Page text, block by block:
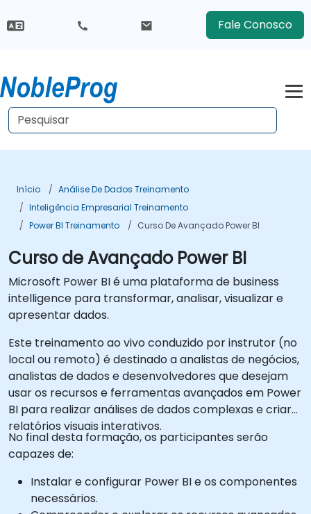
Fale Conosco
Início
Análise De Dados Treinamento
Inteligência Empresarial Treinamento
Power BI Treinamento
Curso De Avançado Power BI
Curso de Avançado Power BI
Microsoft Power BI é uma plataforma de business
intelligence para transformar, analisar, visualizar e
apresentar dados.
Este treinamento ao vivo conduzido por instrutor (no
local ou remoto) é destinado a analistas de negócios,
analistas de dados e desenvolvedores que desejam
usar os recursos e ferramentas avançados em Power
BI para realizar análises de dados complexas e criar
relatórios visuais interativos.
No final desta formação, os participantes serão
capazes de:
Instalar e configurar Power BI e os componentes
necessários.